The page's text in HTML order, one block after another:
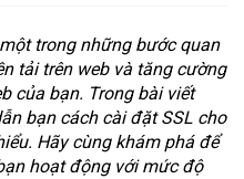
trong những bước quan
tải trên web và tăng cường
của bạn. Trong bài viết
bạn cách cài đặt SSL cho
Hãy cùng khám phá để
hoạt động với mức độ